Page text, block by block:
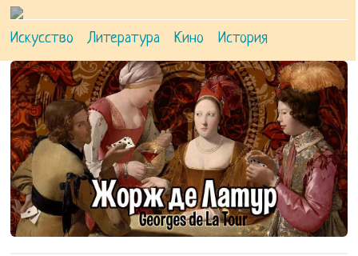
Искусство Литература Кино История